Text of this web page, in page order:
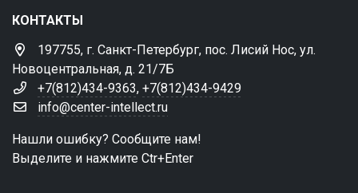
КОНТАКТЫ
197755, г. Санкт-Петербург, пос. Лисий Нос, ул.
Новоцентральная, д. 21/7Б
+7(812)434-9363, +7(812)434-9429
info@center-intellect.ru
Нашли ошибку? Сообщите нам!
Выделите и нажмите Ctr+Enter